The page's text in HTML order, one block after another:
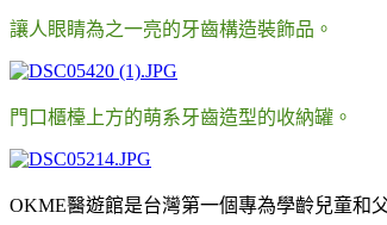
讓人眼睛為之一亮的牙齒構造裝飾品。
門口櫃檯上方的萌系牙齒造型的收納罐。
OKME醫遊館是台灣第一個專為學齡兒童和